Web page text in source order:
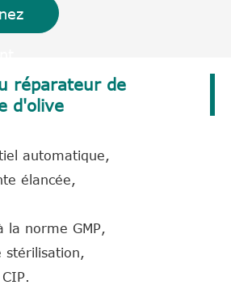
réparateur de
d'olive
automatique,
élancée,
la norme GMP,
stérilisation,